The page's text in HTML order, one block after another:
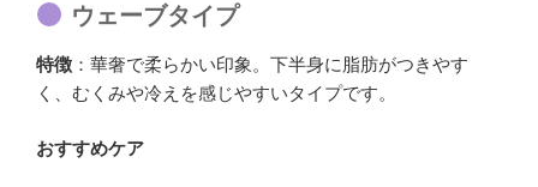
ウェーブタイプ
特徴 ：華奢で柔らかい印象。下半身に脂肪がつきやす
く、むくみや冷えを感じやすいタイプです。
おすすめケア